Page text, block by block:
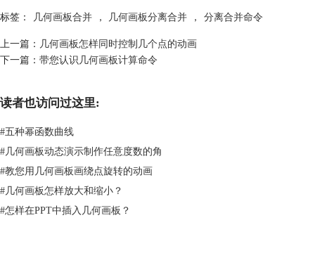
动就可以控制字幕了。但这里关键的一步是当依次选中文本和点后，必须
4.合并图片到点
选中点和图片，点击“编辑”——“合并图片到点”。
我们可以利用它来分离父子关系点，例如我们通过变换得到的点，当我们
选中变换后的点并同时按住shift键，就可以从当前的子对象脱离，变成自
由点。
以上给大家详细介绍了几何画板分离合并命令，利用此命令可以实现对象
合并的教程可参考几何画板如何合并多个画板文件
标签： 几何画板合并 ， 几何画板分离合并 ， 分离合并命令
上一篇： 几何画板怎样同时控制几个点的动画
下一篇： 带您认识几何画板计算命令
读者也访问过这里:
#五种幂函数曲线
#几何画板动态演示制作任意度数的角
#教您用几何画板画绕点旋转的动画
#几何画板怎样放大和缩小？
#怎样在PPT中插入几何画板？